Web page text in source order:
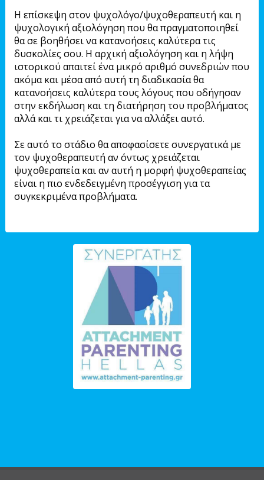
Η επίσκεψη στον ψυχολόγο/ψυχοθεραπευτή και η
ψυχολογική αξιολόγηση που θα πραγματοποιηθεί
θα σε βοηθήσει να κατανοήσεις καλύτερα τις
δυσκολίες σου. Η αρχική αξιολόγηση και η λήψη
ιστορικού απαιτεί ένα μικρό αριθμό συνεδριών που
ακόμα και μέσα από αυτή τη διαδικασία θα
κατανοήσεις καλύτερα τους λόγους που οδήγησαν
στην εκδήλωση και τη διατήρηση του προβλήματος
αλλά και τι χρειάζεται για να αλλάξει αυτό.
Σε αυτό το στάδιο θα αποφασίσετε συνεργατικά με
τον ψυχοθεραπευτή αν όντως χρειάζεται
ψυχοθεραπεία και αν αυτή η μορφή ψυχοθεραπείας
είναι η πιο ενδεδειγμένη προσέγγιση για τα
συγκεκριμένα προβλήματα.